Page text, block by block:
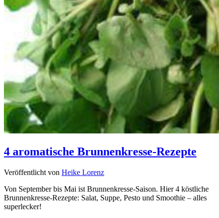
4 aromatische Brunnenkresse-Rezepte
Veröffentlicht von Heike Lorenz
Von September bis Mai ist Brunnenkresse-Saison. Hier 4 köstliche
Brunnenkresse-Rezepte: Salat, Suppe, Pesto und Smoothie – alles
superlecker!